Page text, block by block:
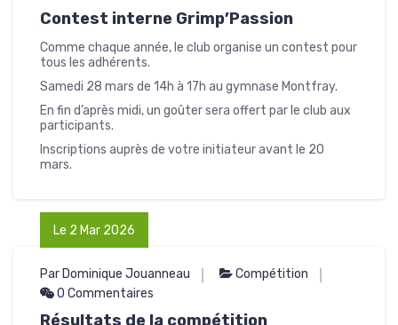
Contest interne Grimp’Passion
Comme chaque année, le club organise un contest pour
tous les adhérents.
Samedi 28 mars de 14h à 17h au gymnase Montfray.
En fin d’après midi, un goûter sera offert par le club aux
participants.
Inscriptions auprès de votre initiateur avant le 20
mars.
Le 2 Mar 2026
Par Dominique Jouanneau
Compétition
0 Commentaires
Résultats de la compétition